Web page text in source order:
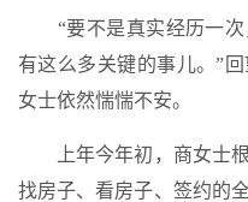
“要不是真实经历一次
有这么多关键的事儿。”
女士依然惴惴不安。
上年今年初，商女士根
找房子、看房子、签约的